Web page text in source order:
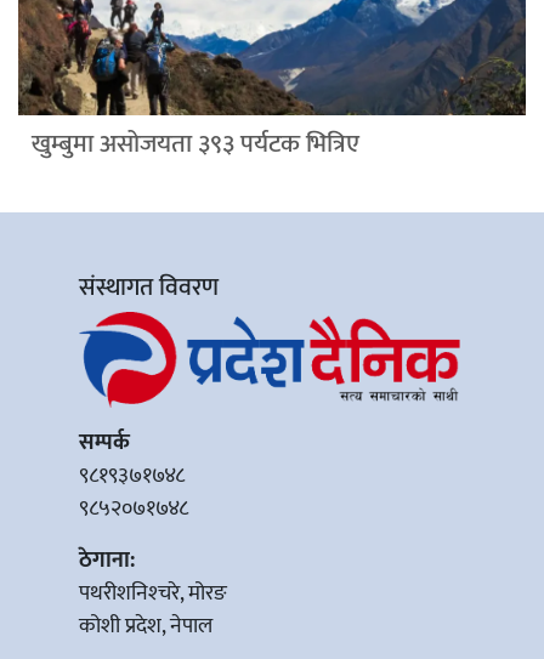
खुम्बुमा असोजयता ३९३ पर्यटक भित्रिए
संस्थागत विवरण
सम्पर्क
९८१९३७१७४८
९८५२०७१७४८
ठेगाना:
पथरीशनिश्‍चरे, मोरङ
कोशी प्रदेश, नेपाल